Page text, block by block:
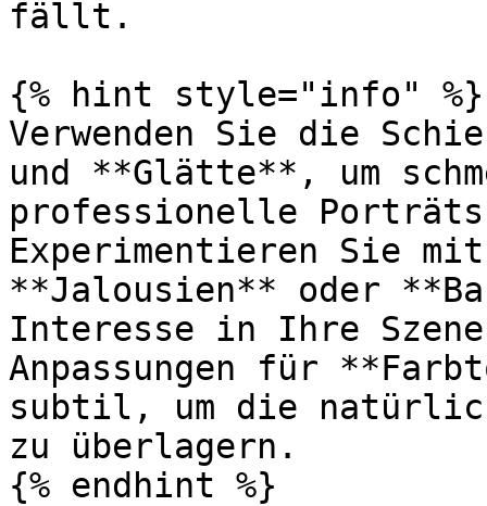
fällt.
{% hint style="info" %}
Verwenden Sie die
und **Glätte**, um
professionelle Porträts
Experimentieren Sie
**Jalousien** oder
Interesse in Ihre
Anpassungen für
subtil, um die
zu überlagern.
{% endhint %}